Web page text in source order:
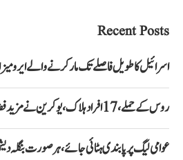
Recent Posts
اسرائیل کا طویل فاصلے تک مار کرنے والے ایرو
روس کے حملے، 17 افراد ہلاک، یوکرین نے مزید فضائی دفاعی نظام کا مطالبہ کر دیا
عوامی لیگ پر پابندی ہٹائی جائے، ہر صورت بنگلہ